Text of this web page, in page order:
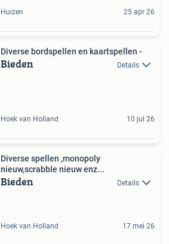
Huizen 25 apr 26
Diverse bordspellen en kaartspellen -
Bieden Details
Hoek van Holland 10 jul 26
Diverse spellen ,monopoly
nieuw,scrabble nieuw enz...
Bieden Details
Hoek van Holland 17 mei 26